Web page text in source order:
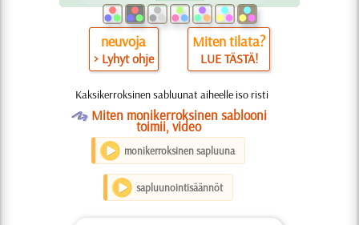
neuvoja
> Lyhyt ohje
Miten tilata?
LUE TÄSTÄ!
Kaksikerroksinen sabluunat aiheelle iso risti
OMiten monikerroksinen sablooni
toimii, video
monikerroksinen sapluuna
sapluunointisäännöt